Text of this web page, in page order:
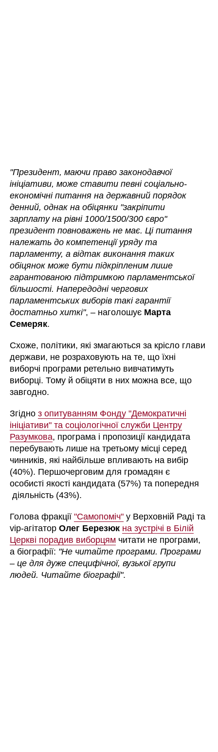
"Президент, маючи право законодавчої
ініціативи, може ставити певні соціально-
економічні питання на державний порядок
денний, однак на обіцянки "закріпити
зарплату на рівні 1000/1500/300 євро"
президент повноважень не має. Ці питання
належать до компетенції уряду та
парламенту, а відтак виконання таких
обіцянок може бути підкріпленим лише
гарантованою підтримкою парламентської
більшості. Напередодні чергових
парламентських виборів такі гарантії
достатньо хиткі", – наголошує Марта
Семеряк.
Схоже, політики, які змагаються за крісло глави
держави, не розраховують на те, що їхні
виборчі програми ретельно вивчатимуть
виборці. Тому й обіцяти в них можна все, що
завгодно.
Згідноз опитуванням Фонду "Демократичні
ініціативи" та соціологічної служби Центру
Разумкова, програма і пропозиції кандидата
перебувають лише на третьому місці серед
чинників, які найбільше впливають на вибір
(40%). Першочерговим для громадян є
особисті якості кандидата (57%) та попередня
діяльність (43%).
Голова фракції"Самопоміч" у Верховній Раді та
vip-агітаторОлег Березюк на зустрічі в Білій
Церкві порадив виборцям читати не програми,
а біографії: "Не читайте програми. Програми
– це для дуже специфічної, вузької групи
людей. Читайте біографії".